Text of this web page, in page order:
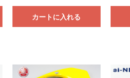
カートに入れる